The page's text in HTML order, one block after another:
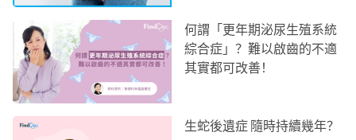
何謂「更年期泌尿生殖系統
綜合症」？難以啟齒的不適
其實都可改善！
生蛇後遺症 隨時持續幾年？